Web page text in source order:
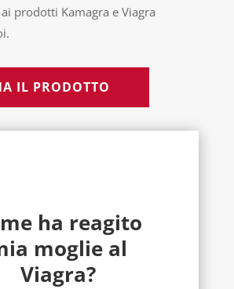
prodotti Kamagra e Viagra
IL PRODOTTO
ha reagito
moglie al
Viagra?